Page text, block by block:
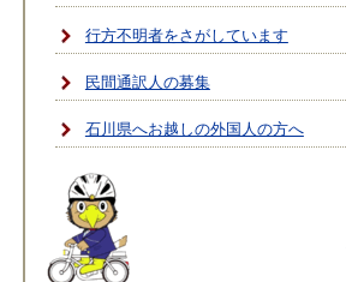
行方不明者をさがしています
民間通訳人の募集
石川県へお越しの外国人の方へ